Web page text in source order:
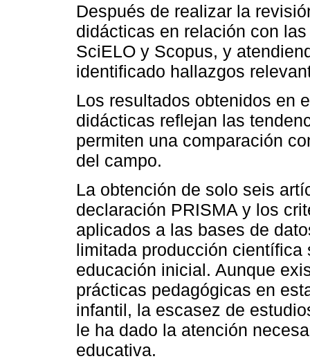
Después de realizar la
didácticas en relación con
SciELO y Scopus, y
identificado hallazgos
Los resultados obtenidos en
didácticas reflejan las
permiten una comparación
del campo.
La obtención de solo seis
declaración PRISMA y los
aplicados a las bases de
limitada producción
educación inicial. Aunque
prácticas pedagógicas en
infantil, la escasez de
le ha dado la atención
educativa.